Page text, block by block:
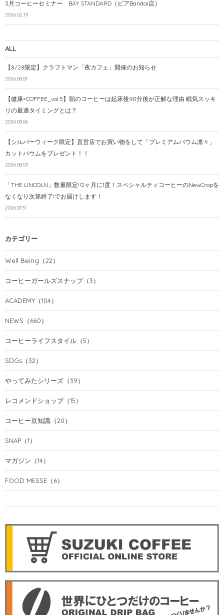
3月コーヒーセミナー BAY STANDARD（ピアBandai店）
2026.02.19
ALL
【8/28限定】クラフトマン「夜カフェ」開催のお知らせ
2026.08.07
【健康×COFFEE_vol.5】朝のコーヒーは起床後90分後が正解な理由 眠気スッキ
リの最適タイミングとは？
2026.08.06
【シルバーウィーク限定】直営店でお買い物をして「プレミアムバウム凛々」
カットバウムをプレゼント！！
2026.08.03
「THE LINCOLN」数量限定!!2ヶ月に1度！スペシャルティコーヒーのNewCropを
なくなり次第終了!でお届けします！
2026.07.31
カテゴリー
Well Being （22）
コーヒーガールズスナップ（3）
ACADEMY （104）
NEWS （660）
コーヒーライフスタイル （5）
SDGs （32）
やってみたシリーズ （39）
レコメンドショップ（15）
コーヒー豆知識 （20）
SNAP （1）
マガジン （14）
FOOD MESSE （6）